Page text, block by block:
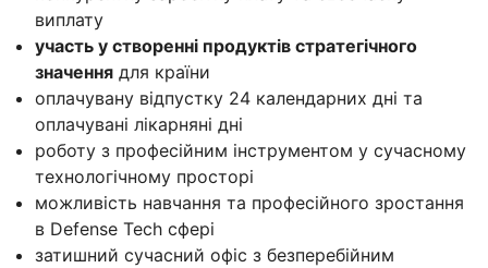
виплату
участь у створенні продуктів стратегічного
значення для країни
оплачувану відпустку 24 календарних дні та
оплачувані лікарняні дні
роботу з професійним інструментом у сучасному
технологічному просторі
можливість навчання та професійного зростання
в Defense Tech сфері
затишний сучасний офіс з безперебійним